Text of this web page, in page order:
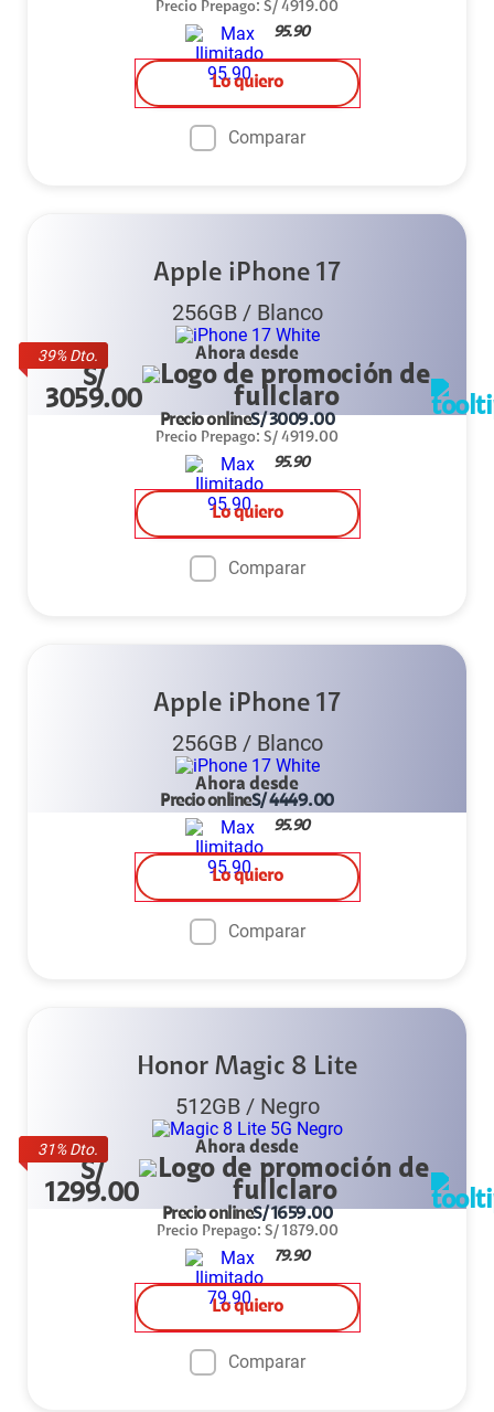
Precio Prepago: S/ 4919.00
95.90
Lo quiero
Comparar
39% Dto.
Apple iPhone 17
256GB/ Blanco
Ahora desde
S/
3059.00
Precio onlineS/3009.00
Precio Prepago: S/ 4919.00
95.90
Lo quiero
Comparar
Apple iPhone 17
256GB/ Blanco
Ahora desde
Precio onlineS/4449.00
95.90
Lo quiero
Comparar
31% Dto.
Honor Magic 8 Lite
512GB/ Negro
Ahora desde
S/
1299.00
Precio onlineS/1659.00
Precio Prepago: S/ 1879.00
79.90
Lo quiero
Comparar